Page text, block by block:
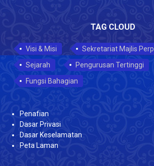
TAG CLOUD
Visi & Misi
Sekretariat Majlis
Sejarah
Pengurusan Tertinggi
Fungsi Bahagian
Penafian
Dasar Privasi
Dasar Keselamatan
Peta Laman